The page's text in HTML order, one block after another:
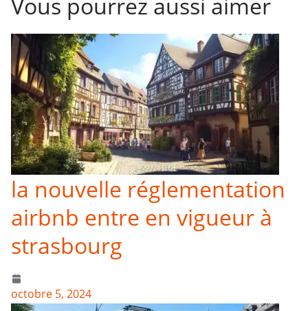
Vous pourrez aussi aimer
la nouvelle réglementation
airbnb entre en vigueur à
strasbourg
octobre 5, 2024